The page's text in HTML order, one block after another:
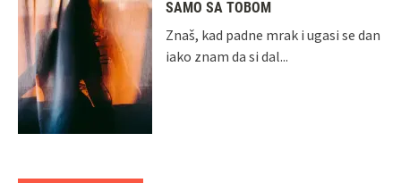
SAMO SA TOBOM
Znaš, kad padne mrak i ugasi se dan
iako znam da si dal...